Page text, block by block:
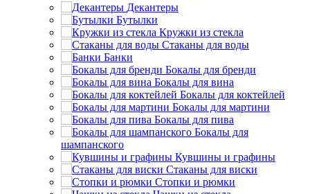
Декантеры
Бутылки
Кружки из стекла
Стаканы для воды
Банки
Бокалы для бренди
Бокалы для вина
Бокалы для коктейлей
Бокалы для мартини
Бокалы для пива
Бокалы для
шампанского
Кувшины и графины
Стаканы для виски
Стопки и рюмки